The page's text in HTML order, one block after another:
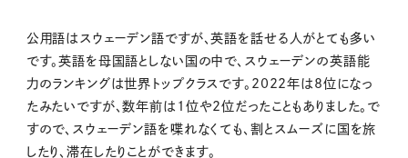
公用語はスウェーデン語ですが、英語を話せる人がとても多い
です。英語を母国語としない国の中で、スウェーデンの英語能
力のランキングは世界トップクラスです。2022年は8位になっ
たみたいですが、数年前は1位や2位だったこともありました。で
すので、スウェーデン語を喋れなくても、割とスムーズに国を旅
したり、滞在したりことができます。